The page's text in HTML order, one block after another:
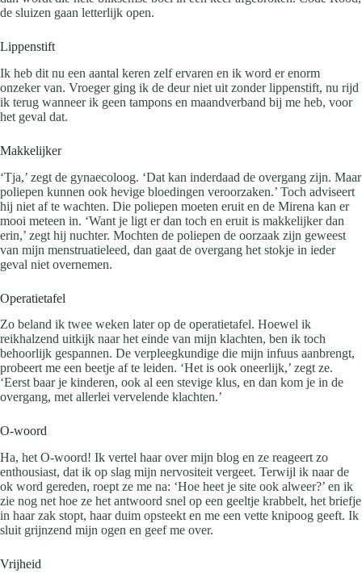
de sluizen gaan letterlijk open.
Lippenstift
Ik heb dit nu een aantal keren zelf ervaren en ik word er enorm
onzeker van. Vroeger ging ik de deur niet uit zonder lippenstift, nu rijd
ik terug wanneer ik geen tampons en maandverband bij me heb, voor
het geval dat.
Makkelijker
‘Tja,’ zegt de gynaecoloog. ‘Dat kan inderdaad de overgang zijn. Maar
poliepen kunnen ook hevige bloedingen veroorzaken.’ Toch adviseert
hij niet af te wachten. Die poliepen moeten eruit en de Mirena kan er
mooi meteen in. ‘Want je ligt er dan toch en eruit is makkelijker dan
erin,’ zegt hij nuchter. Mochten de poliepen de oorzaak zijn geweest
van mijn menstruatieleed, dan gaat de overgang het stokje in ieder
geval niet overnemen.
Operatietafel
Zo beland ik twee weken later op de operatietafel. Hoewel ik
reikhalzend uitkijk naar het einde van mijn klachten, ben ik toch
behoorlijk gespannen. De verpleegkundige die mijn infuus aanbrengt,
probeert me een beetje af te leiden. ‘Het is ook oneerlijk,’ zegt ze.
‘Eerst baar je kinderen, ook al een stevige klus, en dan kom je in de
overgang, met allerlei vervelende klachten.’
O-woord
Ha, het O-woord! Ik vertel haar over mijn blog en ze reageert zo
enthousiast, dat ik op slag mijn nervositeit vergeet. Terwijl ik naar de
ok word gereden, roept ze me na: ‘Hoe heet je site ook alweer?’ en ik
zie nog net hoe ze het antwoord snel op een geeltje krabbelt, het briefje
in haar zak stopt, haar duim opsteekt en me een vette knipoog geeft. Ik
sluit grijnzend mijn ogen en geef me over.
Vrijheid